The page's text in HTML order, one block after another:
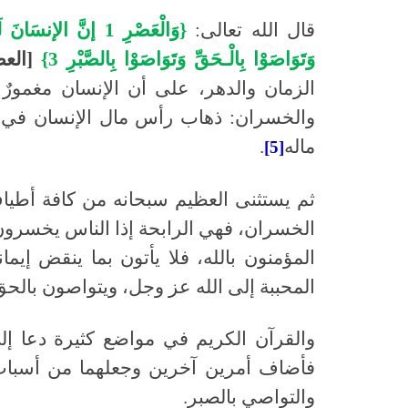
قال الله تعالى:
وَتَوَاصَوْا بِالْـحَقِّ وَتَوَاصَوْا بِالصَّبْرِ 3}
الزمان والدهر، على أن الإنسان
والخسران: ذهاب رأس مال الإنسان
ماله[5]
.
ثم يستثنى العظيم سبحانه من كافة
الخسران، فهي الرابحة إذا الناس
المؤمنون بالله، فلا يأتون بما ينقض
المحببة إلى الله عز وجل، ويتواصون
والقرآن الكريم في مواضع كثيرة دعا
فأضاف أمرين آخرين وجعلهما من أسباب
والتواصي بالصبر.